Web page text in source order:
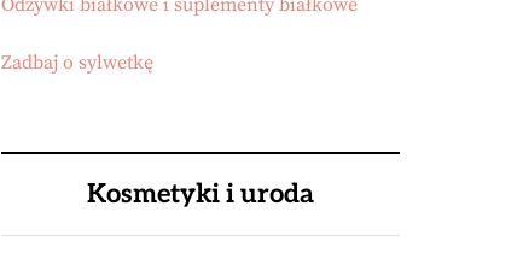
Odżywki białkowe i suplementy białkowe
Zadbaj o sylwetkę
Kosmetyki i uroda